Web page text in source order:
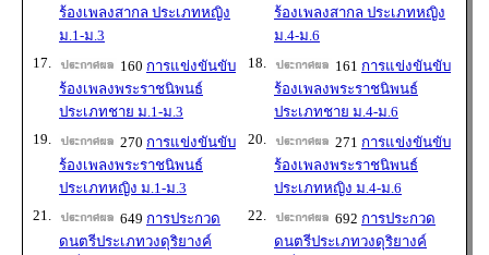
ร้องเพลงสากล ประเภทหญิง
ม.1-ม.3
ร้องเพลงสากล ประเภทหญิง
ม.4-ม.6
17.
160 การแข่งขันขับ
ร้องเพลงพระราชนิพนธ์
ประเภทชาย ม.1-ม.3
18. 161 การแข่งขันขับ
ร้องเพลงพระราชนิพนธ์
ประเภทชาย ม.4-ม.6
19.
270 การแข่งขันขับ
ร้องเพลงพระราชนิพนธ์
ประเภทหญิง ม.1-ม.3
20. 271 การแข่งขันขับ
ร้องเพลงพระราชนิพนธ์
ประเภทหญิง ม.4-ม.6
21.
649 การประกวด
ดนตรีประเภทวงดุริยางค์
22. 692 การประกวด
ดนตรีประเภทวงดุริยางค์